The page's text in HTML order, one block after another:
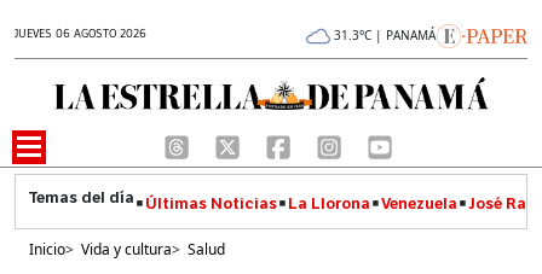
JUEVES 06 AGOSTO 2026 31.3°C | PANAMÁ
Últimas Noticias La Llorona Venezuela José
Inicio> Vida y cultura> Salud